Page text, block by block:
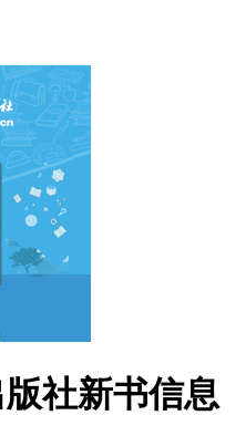
社新书信息